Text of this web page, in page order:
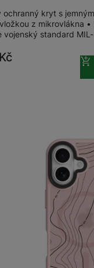
ochranný kryt s
z mikrovlákna
vojenský standard
Kč